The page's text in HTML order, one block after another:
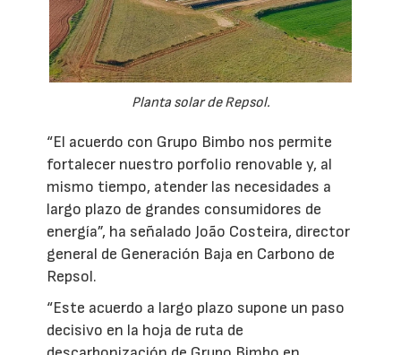
Planta solar de Repsol.
“El acuerdo con Grupo Bimbo nos permite
fortalecer nuestro porfolio renovable y, al
mismo tiempo, atender las necesidades a
largo plazo de grandes consumidores de
energía”, ha señalado João Costeira, director
general de Generación Baja en Carbono de
Repsol.
“Este acuerdo a largo plazo supone un paso
decisivo en la hoja de ruta de